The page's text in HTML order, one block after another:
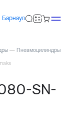
Барнаул
— Пневмоцилиндры
SN-